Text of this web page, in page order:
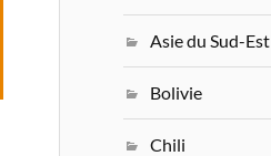
Asie du Sud-Est
Bolivie
Chili